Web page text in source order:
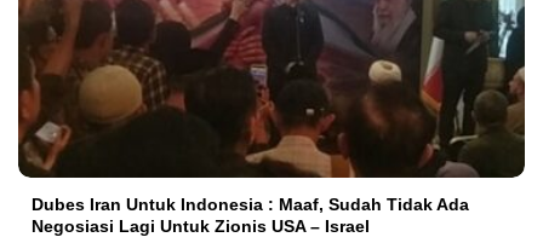
Dubes Iran Untuk Indonesia : Maaf, Sudah Tidak Ada
Negosiasi Lagi Untuk Zionis USA – Israel